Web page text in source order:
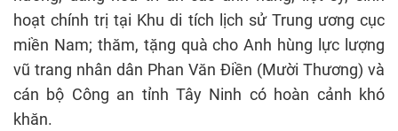
hoạt chính trị tại Khu di tích lịch sử Trung ương cục
miền Nam; thăm, tặng quà cho Anh hùng lực lượng
vũ trang nhân dân Phan Văn Điền (Mười Thương) và
cán bộ Công an tỉnh Tây Ninh có hoàn cảnh khó
khăn.